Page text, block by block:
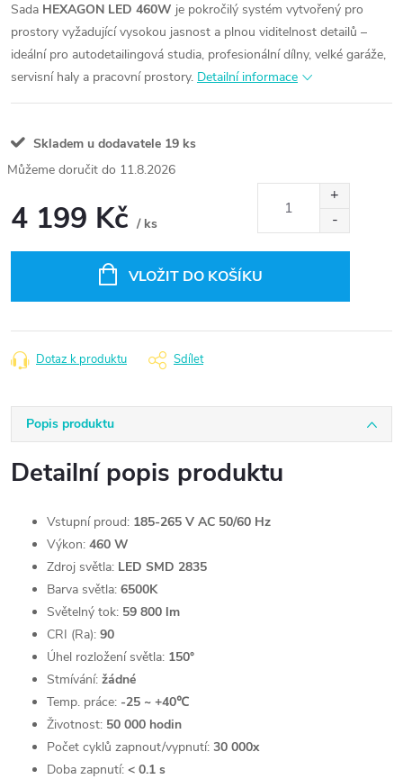
Sada HEXAGON LED 460W je pokročilý systém vytvořený pro
prostory vyžadující vysokou jasnost a plnou viditelnost detailů –
ideální pro autodetailingová studia, profesionální dílny, velké garáže,
servisní haly a pracovní prostory. Detailní informace
Skladem u dodavatele 19 ks
11.8.2026
4 199 Kč / ks
VLOŽIT DO KOŠÍKU
Dotaz k produktu Sdílet
Popis produktu
Detailní popis produktu
Vstupní proud: 185-265 V AC 50/60 Hz
Výkon: 460 W
Zdroj světla: LED SMD 2835
Barva světla: 6500K
Světelný tok: 59 800 lm
CRI (Ra): 90
Úhel rozložení světla: 150°
Stmívání: žádné
Temp. práce: -25 ~ +40℃
Životnost: 50 000 hodin
Počet cyklů zapnout/vypnutí: 30 000x
Doba zapnutí: < 0.1 s